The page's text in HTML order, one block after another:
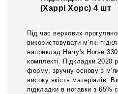
(Харрі Хорс) 4 шт
Під час верхових
використовувати м’які
наприклад Harry's Horse
комплекті. Підкладки 2020
форму, зручну основу з
високу якість матеріалів.
підкладки в ногавки з 65%